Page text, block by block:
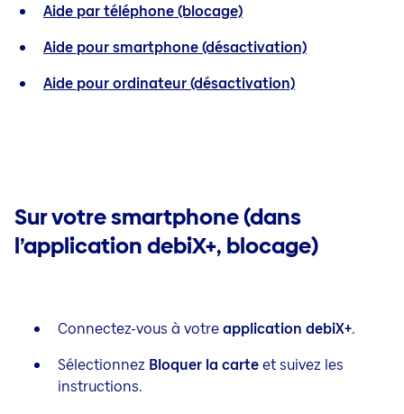
Aide par téléphone (blocage)
Aide pour smartphone (désactivation)
Aide pour ordinateur (désactivation)
Sur votre smartphone (dans
l’application debiX+, blocage)
Connectez-vous à votreapplication debiX+.
Sélectionnez Bloquer la carteet suivez les
instructions.